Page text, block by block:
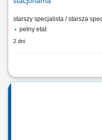
starszy specjalista / starsza
pełny etat
2 dni
Dbanie o płynność prac